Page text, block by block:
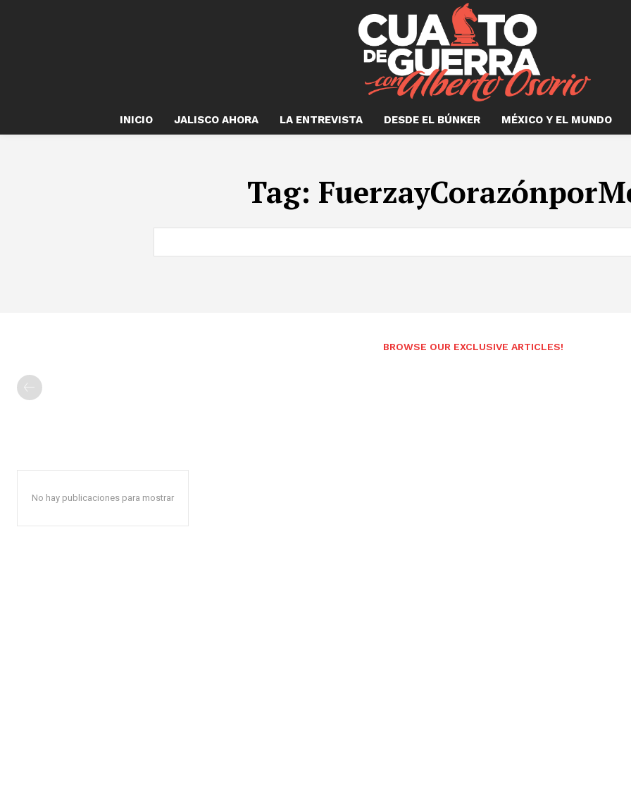
INICIO JALISCO AHORA LA ENTREVISTA DESDE EL BÚNKER MÉXICO Y EL MUNDO
Tag:
BROWSE OUR EXCLUSIVE ARTICLES!
No hay publicaciones para mostrar